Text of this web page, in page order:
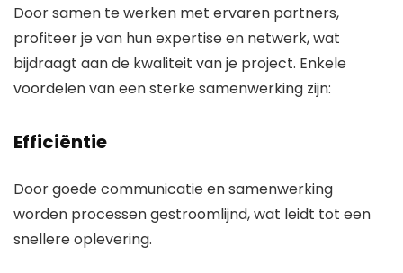
Door samen te werken met ervaren partners,
profiteer je van hun expertise en netwerk, wat
bijdraagt aan de kwaliteit van je project. Enkele
voordelen van een sterke samenwerking zijn:
Efficiëntie
Door goede communicatie en samenwerking
worden processen gestroomlijnd, wat leidt tot een
snellere oplevering.